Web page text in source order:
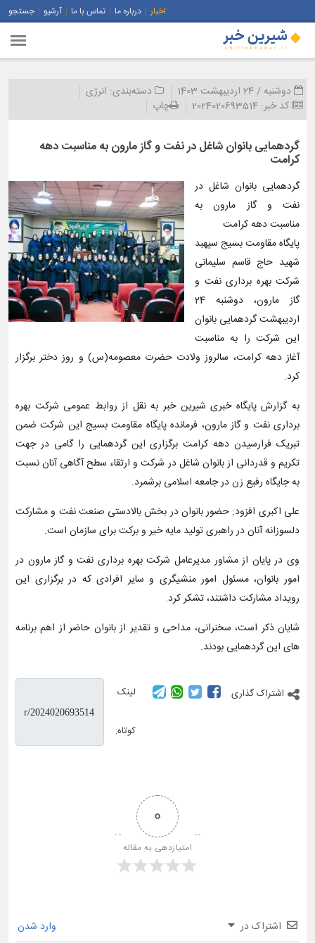
اخبار درباره ما تماس با ما آرشیو جستجو
دوشنبه / 24 اردیبهشت 1403 دسته‌بندی: انرژی
کد خبر: 2024020693514 چاپ
گردهمایی بانوان شاغل در نفت و گاز مارون به مناسبت دهه
كرامت
گردهمایی بانوان شاغل در
نفت و گاز مارون به
مناسبت دهه كرامت
پایگاه مقاومت بسیج سپهبد
شهید حاج قاسم سلیمانی
شرکت بهره برداری نفت و
گاز مارون، دوشنبه 24
اردیبهشت گردهمایی بانوان
این شرکت را به مناسبت
آغاز دهه کرامت، سالروز ولادت حضرت معصومه(س) و روز دختر برگزار
کرد.
به گزارش پایگاه خبری شیرین خبر به نقل از روابط عمومی شرکت بهره
برداری نفت و گاز مارون، فرمانده پایگاه مقاومت بسیج این شرکت ضمن
تبریک فرارسیدن دهه کرامت برگزاری این گردهمایی را گامی در جهت
تکریم و قدردانی از بانوان شاغل در شرکت و ارتقاء سطح آگاهی آنان نسبت
به جایگاه رفیع زن در جامعه اسلامی برشمرد.
علی اکبری افزود: حضور بانوان در بخش بالادستی صنعت نفت و مشارکت
دلسوزانه آنان در راهبری تولید مایه خیر و برکت برای سازمان است.
وی در پایان از مشاور مدیرعامل شرکت بهره برداری نفت و گاز مارون در
امور بانوان، مسئول امور منشیگری و سایر افرادی که در برگزاری این
رویداد مشارکت داشتند، تشکر کرد.
شایان ذکر است، سخنرانی، مداحی و تقدیر از بانوان حاضر از اهم برنامه
های این گردهمایی بودند.
اشتراک گذاری لینک
کوتاه:
0
امتیازدهی به مقاله
اشتراک در وارد شدن